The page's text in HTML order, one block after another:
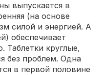
выпускается в
(на основе
силой и энергией. А
обеспечивает
Таблетки круглые,
без проблем. Одна
в первой половине